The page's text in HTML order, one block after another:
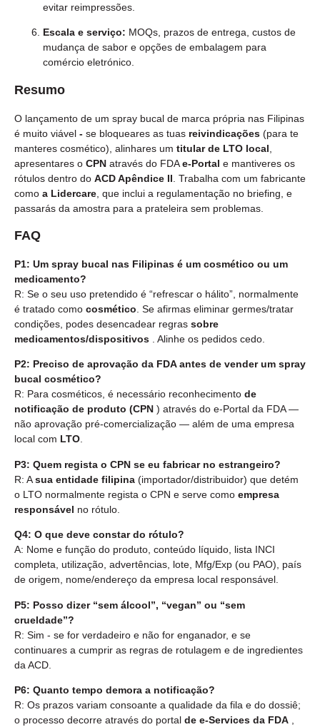
evitar reimpressões.
Escala e serviço: MOQs, prazos de entrega, custos de
mudança de sabor e opções de embalagem para
comércio eletrónico.
Resumo
O lançamento de um spray bucal de marca própria nas Filipinas
é muito viável - se bloqueares as tuas reivindicações (para te
manteres cosmético), alinhares um titular de LTO local
apresentares o CPN através do FDAe-Portal e mantiveres os
rótulos dentro do ACD Apêndice II . Trabalha com um fabricante
como a Lidercare , que inclui a regulamentação no briefing, e
passarás da amostra para a prateleira sem problemas.
FAQ
P1: Um spray bucal nas Filipinas é um cosmético ou um
medicamento?
R: Se o seu uso pretendido é “refrescar o hálito”, normalmente
é tratado como cosmético . Se afirmas eliminar germes/tratar
condições, podes desencadear regras sobre
medicamentos/dispositivos . Alinhe os pedidos cedo.
P2: Preciso de aprovação da FDA antes de vender um spray
bucal cosmético?
R: Para cosméticos, é necessário reconhecimento de
notificação de produto (CPN ) através do e-Portal da FDA —
não aprovação pré-comercialização — além de uma empresa
local com LTO.
P3: Quem regista o CPN se eu fabricar no estrangeiro?
R: Asua entidade filipina (importador/distribuidor) que detém
o LTO normalmente regista o CPN e serve como empresa
responsável no rótulo.
Q4: O que deve constar do rótulo?
A: Nome e função do produto, conteúdo líquido, lista INCI
completa, utilização, advertências, lote, Mfg/Exp (ou PAO), país
de origem, nome/endereço da empresa local responsável.
P5: Posso dizer “sem álcool”, “vegan” ou “sem
crueldade”?
R: Sim - se for verdadeiro e não for enganador, e se
continuares a cumprir as regras de rotulagem e de ingredientes
da ACD.
P6: Quanto tempo demora a notificação?
R: Os prazos variam consoante a qualidade da fila e do dossiê;
o processo decorre através do portal de e-Services da FDA